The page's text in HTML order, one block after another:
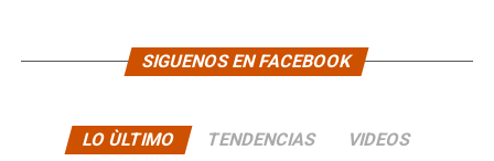
SIGUENOS EN FACEBOOK
LO ÙLTIMO TENDENCIAS VIDEOS